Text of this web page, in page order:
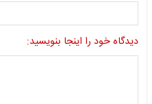
دیدگاه خود را اینجا بنویسید: